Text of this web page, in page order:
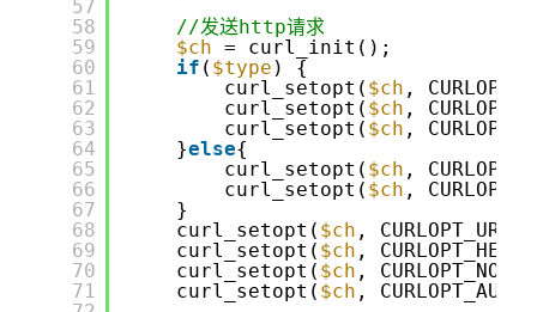
57
58
59
60
61
62
63
64
65
66
67
68
69
70
71
//发送http请求
$ch
= curl_init();
if ( $type ) {
curl_setopt( $ch ,
curl_setopt( $ch ,
curl_setopt( $ch ,
}else{
curl_setopt( $ch ,
curl_setopt( $ch ,
}
curl_setopt( $ch , CURLOPT_URL,
curl_setopt( $ch ,
curl_setopt( $ch ,
curl_setopt( $ch ,